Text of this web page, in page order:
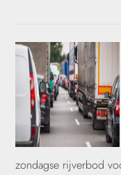
zondagse rijverbod